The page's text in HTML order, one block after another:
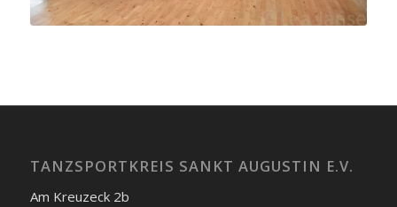
TANZSPORTKREIS SANKT AUGUSTIN E.V.
Am Kreuzeck 2b